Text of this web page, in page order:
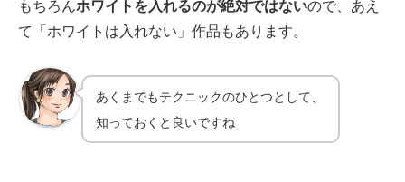
もちろんホワイトを入れるのが絶対ではないので、あえ
て「ホワイトは入れない」作品もあります。
あくまでもテクニックのひとつとして、
知っておくと良いですね